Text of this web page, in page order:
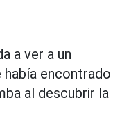
a ver a un
había encontrado
al descubrir la